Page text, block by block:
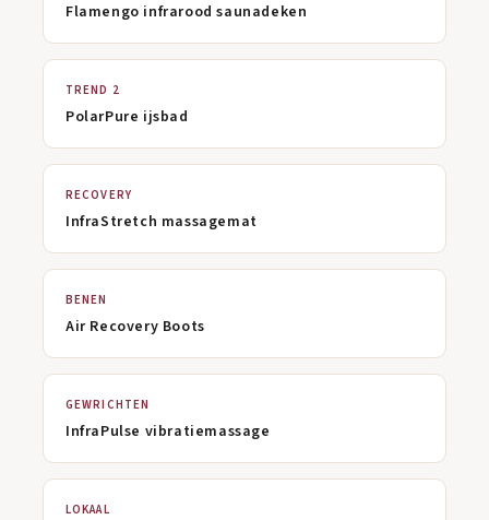
Flamengo infrarood saunadeken
TREND 2
PolarPure ijsbad
RECOVERY
InfraStretch massagemat
BENEN
Air Recovery Boots
GEWRICHTEN
InfraPulse vibratiemassage
LOKAAL